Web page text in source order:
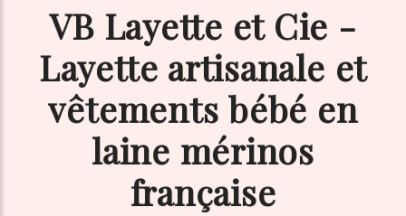
VB Layette et Cie -
Layette artisanale et
vêtements bébé en
laine mérinos
française